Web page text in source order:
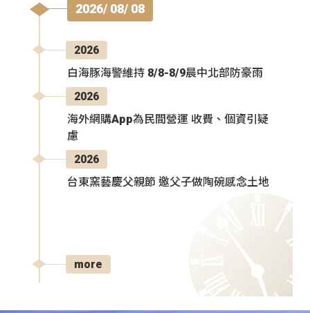
2026/ 08/ 08
2026
白海豚海警維持 8/8-8/9晨中北部防豪雨
2026
海外網購App為民間營運 收費、個資引疑
慮
2026
台東窯藝慶父親節 邀父子做陶碗感念土地
more